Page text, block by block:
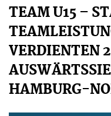
TEAM U15 –
VERDIENTEN
HAMBURG-